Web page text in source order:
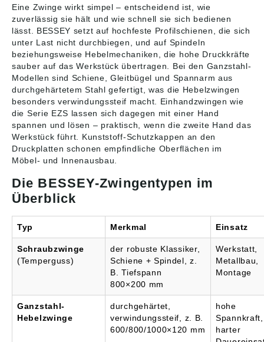
Eine Zwinge wirkt simpel – entscheidend ist, wie
zuverlässig sie hält und wie schnell sie sich bedienen
lässt. BESSEY setzt auf hochfeste Profilschienen, die sich
unter Last nicht durchbiegen, und auf Spindeln
beziehungsweise Hebelmechaniken, die hohe Druckkräfte
sauber auf das Werkstück übertragen. Bei den Ganzstahl-
Modellen sind Schiene, Gleitbügel und Spannarm aus
durchgehärtetem Stahl gefertigt, was die Hebelzwingen
besonders verwindungssteif macht. Einhandzwingen wie
die Serie EZS lassen sich dagegen mit einer Hand
spannen und lösen – praktisch, wenn die zweite Hand das
Werkstück führt. Kunststoff-Schutzkappen an den
Druckplatten schonen empfindliche Oberflächen im
Möbel- und Innenausbau.
Die BESSEY-Zwingentypen im
Überblick
Typ Merkmal Einsatz
Schraubzwinge
(Temperguss)
der robuste Klassiker,
Schiene + Spindel, z.
B. Tiefspann
800×200 mm
Werkstatt,
Metallbau,
Montage
Ganzstahl-
Hebelzwinge
durchgehärtet,
verwindungssteif, z. B.
600/800/1000×120 mm
hohe
Spannkraft,
harter